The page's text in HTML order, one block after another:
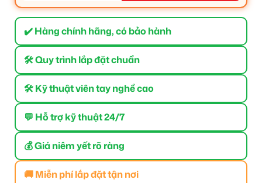
✔️ Hàng chính hãng, có bảo hành
🛠 Quy trình lắp đặt chuẩn
🛠 Kỹ thuật viên tay nghề cao
💬 Hỗ trợ kỹ thuật 24/7
💰 Giá niêm yết rõ ràng
🚚 Miễn phí lắp đặt tận nơi